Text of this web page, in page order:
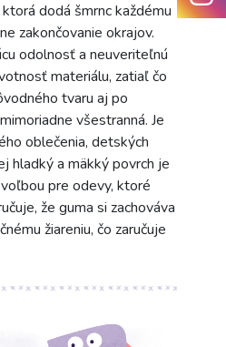
dodá šmrnc každému
zakončovanie okrajov.
odolnosť a neuveriteľnú
materiálu, zatiaľ čo
tvaru aj po
všestranná. Je
oblečenia, detských
hladký a mäkký povrch je
pre odevy, ktoré
že guma si zachováva
žiareniu, čo zaručuje